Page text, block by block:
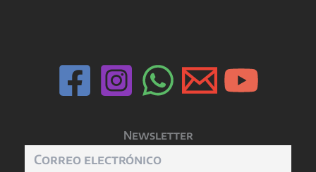
Newsletter